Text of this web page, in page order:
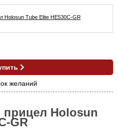
желаний
Holosun
GR